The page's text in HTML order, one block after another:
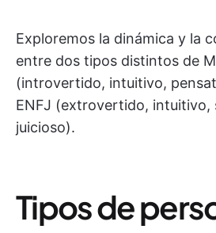
Exploremos la dinámica y la
entre dos tipos distintos de
(introvertido, intuitivo,
ENFJ (extrovertido, intuitivo,
juicioso).
Tipos de